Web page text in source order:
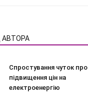
АВТОРА
Спростування чуток про
підвищення цін на
електроенергію